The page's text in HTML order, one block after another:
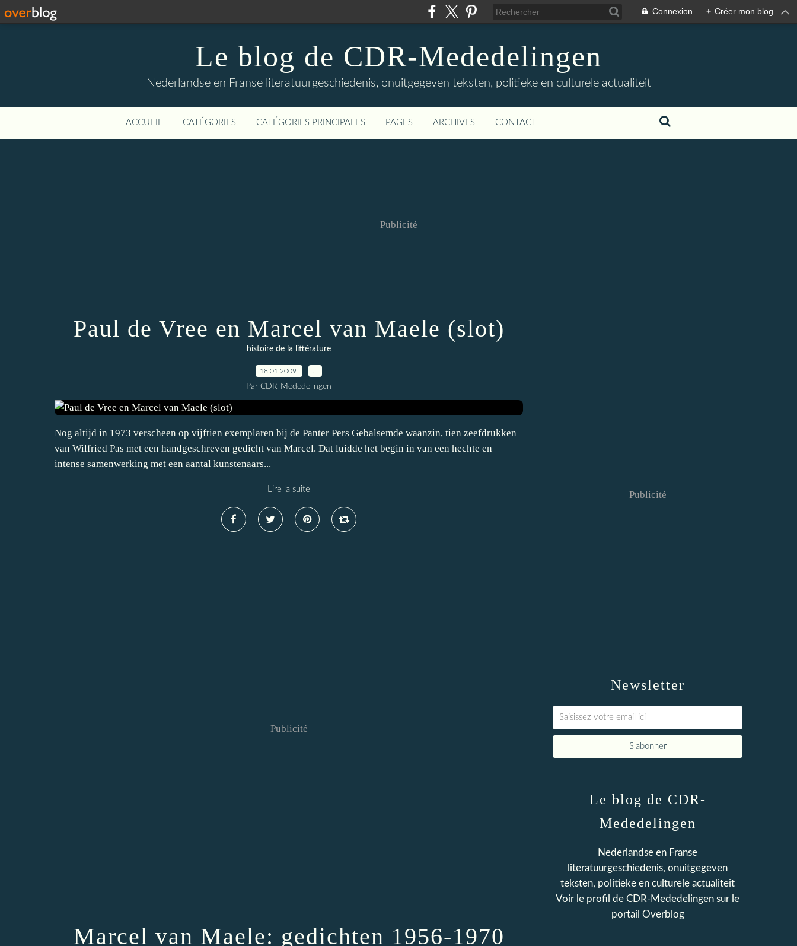
Connexion + Créer mon blog
Le blog de CDR-Mededelingen
Nederlandse en Franse literatuurgeschiedenis, onuitgegeven teksten, politieke en culturele actualiteit
ACCUEIL CATÉGORIES CATÉGORIES PRINCIPALES PAGES ARCHIVES CONTACT
Publicité
Paul de Vree en Marcel van Maele (slot)
histoire de la littérature
18.01.2009
Par CDR-Mededelingen
Nog altijd in 1973 verscheen op vijftien exemplaren bij de Panter Pers Gebalsemde waanzin, tien zeefdrukken
van Wilfried Pas met een handgeschreven gedicht van Marcel. Dat luidde het begin in van een hechte en
intense samenwerking met een aantal kunstenaars...
Lire la suite
Publicité
Marcel van Maele: gedichten 1956-1970
Newsletter
Publicité
Le blog de CDR-
Mededelingen
Nederlandse en Franse
literatuurgeschiedenis, onuitgegeven
teksten, politieke en culturele actualiteit
Voir le profil de CDR-Mededelingen sur le
portail Overblog